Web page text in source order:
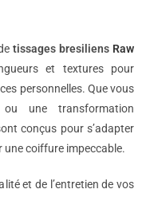
tissages bresiliens Raw
et textures pour
personnelles. Que vous
ou une transformation
conçus pour s’adapter
coiffure impeccable.
et de l’entretien de vos